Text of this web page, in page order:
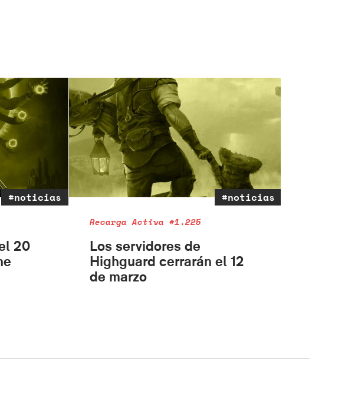
#noticias
20
#noticias
Recarga Activa #1.225
Los servidores de
Highguard cerrarán el 12
de marzo